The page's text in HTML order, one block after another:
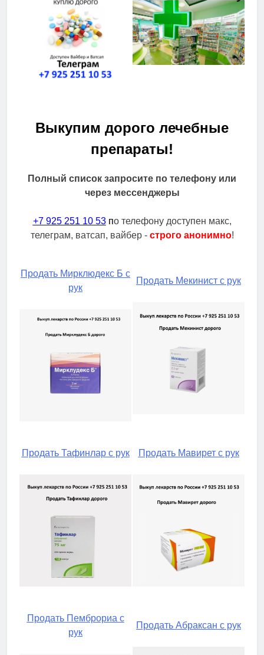
Выкупим дорого лечебные
препараты!
Полный список запросите по телефону или
через мессенджеры
+7 925 251 10 53по телефону доступен макс,
телеграм, ватсап, вайбер - строго анонимно!
Продать Мирклюдекс Б с
рук
Продать Мекинист с рук
Продать Тафинлар с рук Продать Мавирет с рук
Продать Пемброриа с
рук
Продать Абраксан с рук